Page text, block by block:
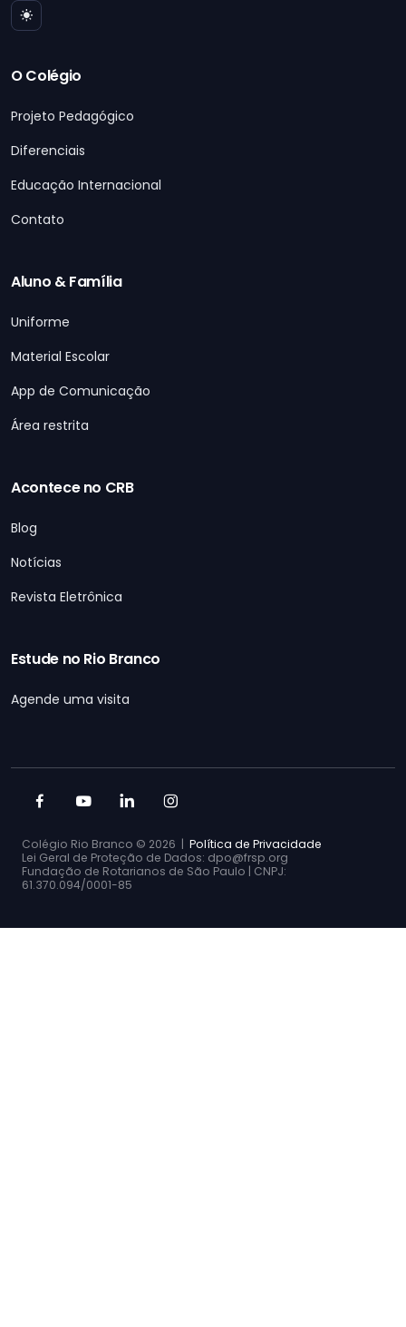
O Colégio
Projeto Pedagógico
Diferenciais
Educação Internacional
Contato
Aluno & Família
Uniforme
Material Escolar
App de Comunicação
Área restrita
Acontece no CRB
Blog
Notícias
Revista Eletrônica
Estude no Rio Branco
Agende uma visita
Colégio Rio Branco © 2026 | Política de Privacidade
Lei Geral de Proteção de Dados: dpo@frsp.org
Fundação de Rotarianos de São Paulo | CNPJ:
61.370.094/0001-85